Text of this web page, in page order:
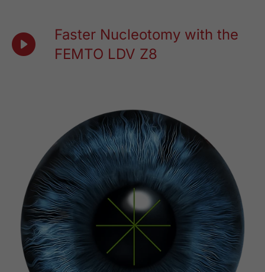
Faster Nucleotomy with the
FEMTO LDV Z8